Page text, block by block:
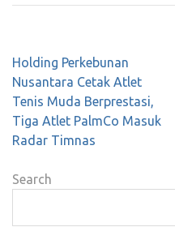
Post
navigation
Holding Perkebunan
Nusantara Cetak Atlet
Tenis Muda Berprestasi,
Tiga Atlet PalmCo Masuk
Radar Timnas
Search